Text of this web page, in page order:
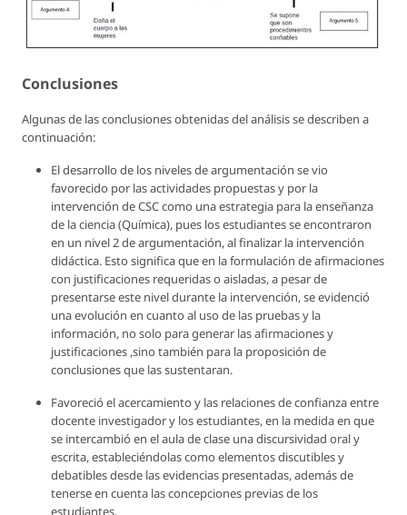
Conclusiones
Algunas de las conclusiones obtenidas del análisis se describen a
continuación:
El desarrollo de los niveles de argumentación se vio
favorecido por las actividades propuestas y por la
intervención de CSC como una estrategia para la enseñanza
de la ciencia (Química), pues los estudiantes se encontraron
en un nivel 2 de argumentación, al finalizar la intervención
didáctica. Esto significa que en la formulación de afirmaciones
con justificaciones requeridas o aisladas, a pesar de
presentarse este nivel durante la intervención, se evidenció
una evolución en cuanto al uso de las pruebas y la
información, no solo para generar las afirmaciones y
justificaciones ,sino también para la proposición de
conclusiones que las sustentaran.
Favoreció el acercamiento y las relaciones de confianza entre
docente investigador y los estudiantes, en la medida en que
se intercambió en el aula de clase una discursividad oral y
escrita, estableciéndolas como elementos discutibles y
debatibles desde las evidencias presentadas, además de
tenerse en cuenta las concepciones previas de los
estudiantes.